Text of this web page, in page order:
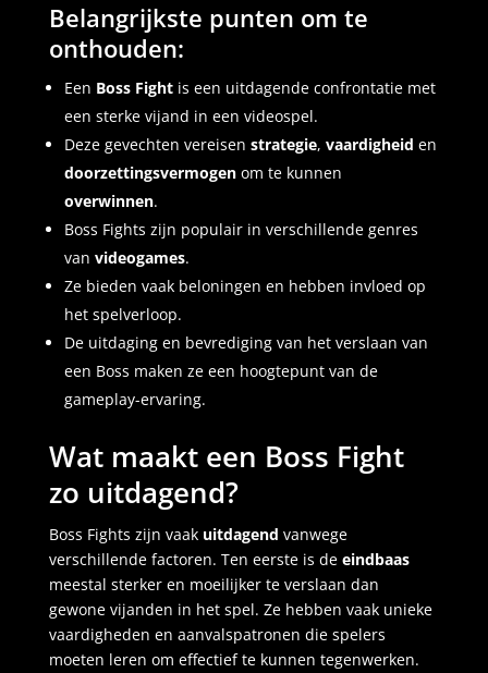
Belangrijkste punten om te
onthouden:
Een Boss Fightis een uitdagende confrontatie met
een sterke vijand in een videospel.
Deze gevechten vereisen strategie, vaardigheid en
doorzettingsvermogenom te kunnen
overwinnen.
Boss Fights zijn populair in verschillende genres
van videogames.
Ze bieden vaak beloningen en hebben invloed op
het spelverloop.
De uitdaging en bevrediging van het verslaan van
een Boss maken ze een hoogtepunt van de
gameplay-ervaring.
Wat maakt een Boss Fight
zo uitdagend?
Boss Fights zijn vaak uitdagend vanwege
verschillende factoren. Ten eerste is de eindbaas
meestal sterker en moeilijker te verslaan dan
gewone vijanden in het spel. Ze hebben vaak unieke
vaardigheden en aanvalspatronen die spelers
moeten leren om effectief te kunnen tegenwerken.